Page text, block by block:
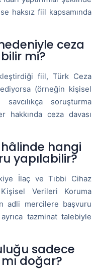
haksız fiil kapsamında
ceza
mi?
fiil, Türk Ceza
(örneğin kişisel
soruşturma
hakkında ceza davası
hâlinde hangi
yapılabilir?
İlaç ve Tıbbi Cihaz
Verileri Koruma
adli mercilere başvuru
tazminat talebiyle
sadece
doğar?